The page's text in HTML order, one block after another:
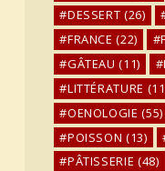
DESSERT (26)
FRANCE (22)
GÂTEAU (11)
LITTÉRATURE
OENOLOGIE (55)
POISSON (13)
PÂTISSERIE (48)